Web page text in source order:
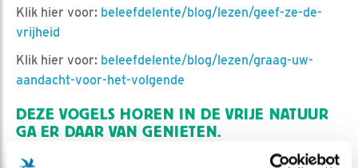
Klik hier voor: beleefdelente/blog/lezen/geef-ze-de-
vrijheid
Klik hier voor: beleefdelente/blog/lezen/graag-uw-
aandacht-voor-het-volgende
DEZE VOGELS HOREN IN DE VRIJE NATUUR
GA ER DAAR VAN GENIETEN.
Of bekijk ze hier live bij BELEEF DE LENTE zodat je er